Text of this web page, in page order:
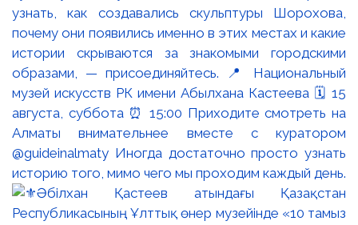
узнать, как создавались скульптуры Шорохова,
почему они появились именно в этих местах и какие
истории скрываются за знакомыми городскими
образами, — присоединяйтесь. 📍 Национальный
музей искусств РК имени Абылхана Кастеева 🗓 15
августа, суббота ⏰ 15:00 Приходите смотреть на
Алматы внимательнее вместе с куратором
@guideinalmaty Иногда достаточно просто узнать
историю того, мимо чего мы проходим каждый день.